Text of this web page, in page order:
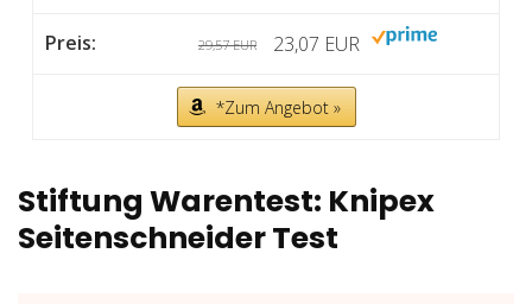
29,57 EUR 23,07 EUR
*Zum Angebot »
Stiftung Warentest: Knipex
Seitenschneider Test